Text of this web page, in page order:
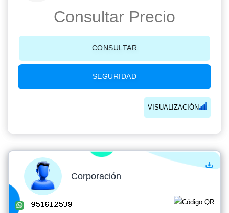
Consultar Precio
CONSULTAR
SEGURIDAD
VISUALIZACIÓN
Corporación